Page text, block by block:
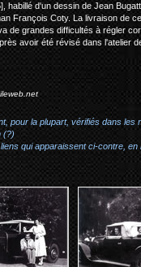
habillé d'un dessin de Jean
François Coty. La livraison de
de grandes difficultés à régler
avoir été révisé dans l'atelier
pour la plupart, vérifiés dans les
(?)
qui apparaissent ci-contre, en